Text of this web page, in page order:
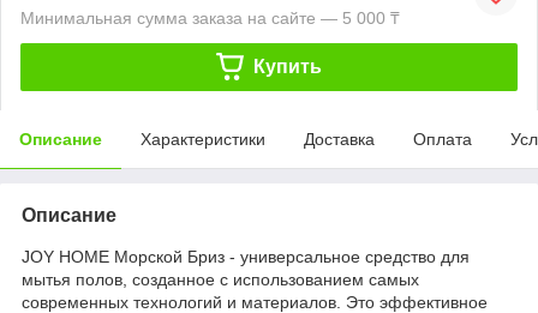
Минимальная сумма заказа на сайте — 5 000 ₸
Купить
Описание Характеристики Доставка Оплата
Описание
JOY HOME Морской Бриз - универсальное средство для
мытья полов, созданное с использованием самых
современных технологий и материалов. Это эффективное